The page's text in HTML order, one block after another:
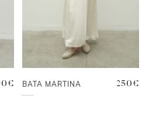
€ BATA MARTINA 250 €